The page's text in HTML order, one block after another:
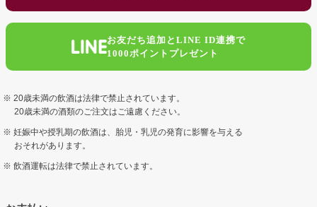
お友だち追加とLINE ID連携で
1000ポイントプレゼント
20歳未満の飲酒は法律で禁止されています。
20歳未満の酒類のご注文はご遠慮ください。
妊娠中や授乳期の飲酒は、胎児・乳児の発育に影響を与える
おそれがあります。
飲酒運転は法律で禁止されています。